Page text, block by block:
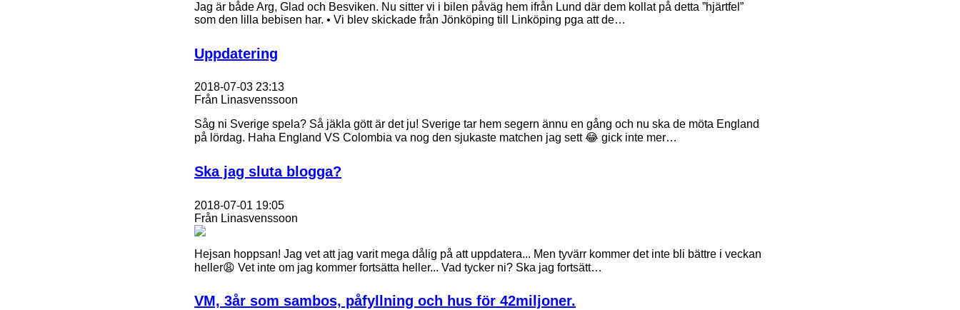
Jag är både Arg, Glad och Besviken. Nu sitter vi i bilen påväg hem ifrån Lund där dem kollat på detta ”hjärtfel”
som den lilla bebisen har. • Vi blev skickade från Jönköping till Linköping pga att de…
Uppdatering
2018-07-03 23:13
Från Linasvenssoon
Såg ni Sverige spela? Så jäkla gött är det ju! Sverige tar hem segern ännu en gång och nu ska de möta England
på lördag. Haha England VS Colombia va nog den sjukaste matchen jag sett 😂 gick inte mer…
Ska jag sluta blogga?
2018-07-01 19:05
Från Linasvenssoon
Hejsan hoppsan! Jag vet att jag varit mega dålig på att uppdatera... Men tyvärr kommer det inte bli bättre i veckan
heller😩 Vet inte om jag kommer fortsätta heller... Vad tycker ni? Ska jag fortsätt…
VM, 3år som sambos, påfyllning och hus för 42miljoner.